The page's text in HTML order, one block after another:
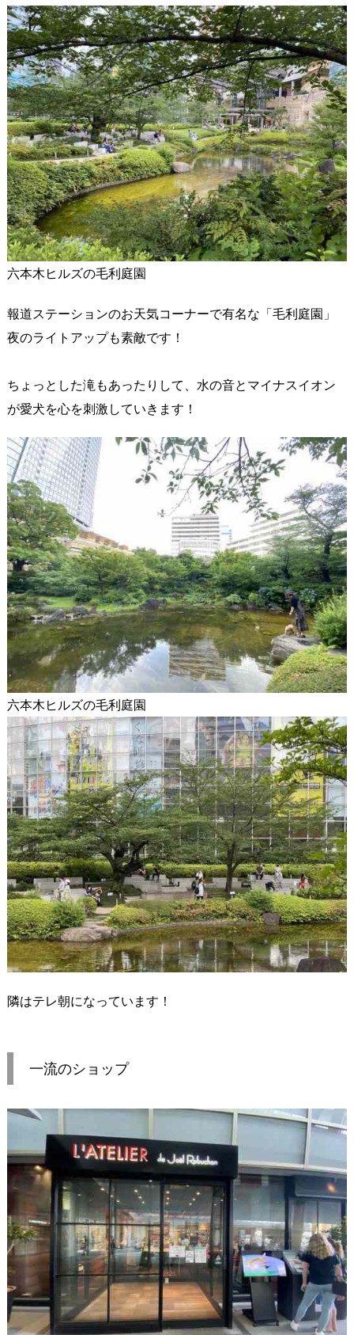
六本木ヒルズの毛利庭園
報道ステーションのお天気コーナーで有名な「毛利庭園」
夜のライトアップも素敵です！
ちょっとした滝もあったりして、水の音とマイナスイオン
が愛犬を心を刺激していきます！
六本木ヒルズの毛利庭園
隣はテレ朝になっています！
一流のショップ